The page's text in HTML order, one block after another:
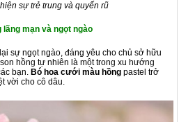
sự trẻ trung và quyến rũ
lãng mạn và ngọt ngào
sự ngọt ngào, đáng yêu cho chủ sở hữu
hồng tự nhiên là một trong xu hướng
bạn. Bó hoa cưới màu hồng pastel trở
vời cho cô dâu.